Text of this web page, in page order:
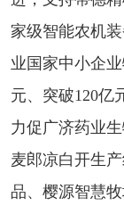
家级智能农机
业国家中小企
元、突破120亿
力促广济药业
麦郎凉白开生
品、樱源智慧